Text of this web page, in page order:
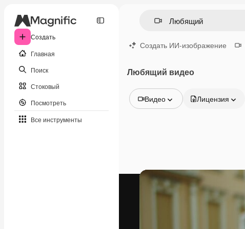
Создать
Главная
Поиск
Стоковый
Посмотреть
Все инструменты
Создать ИИ-изображение
Любящий видео
Видео
Видео
Видеоролик
Моушн-дизайн
Видеошаблоны
Лицензия